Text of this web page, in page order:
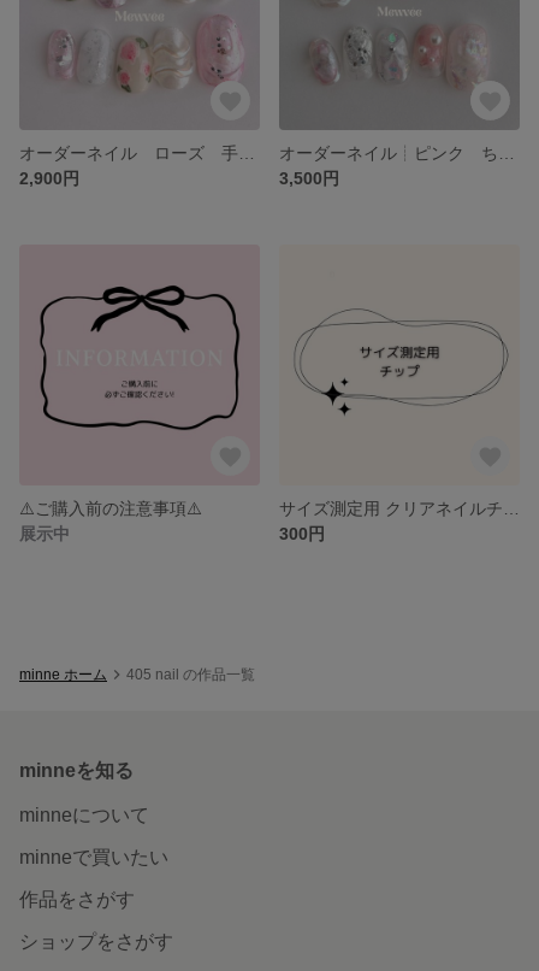
2,900円
3,500円
⚠️ご購入前の注意事項⚠️
展示中
300円
minne ホーム 405 nail の作品一覧
minneを知る
minneについて
minneで買いたい
作品をさがす
ショップをさがす